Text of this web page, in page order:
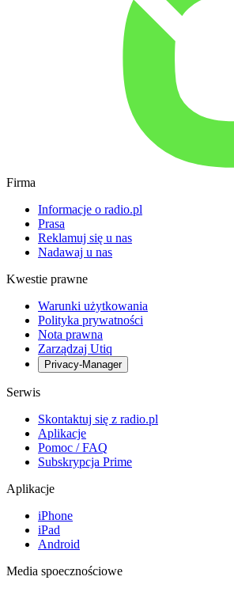
Firma
Informacje o radio.pl
Prasa
Reklamuj się u nas
Nadawaj u nas
Kwestie prawne
Warunki użytkowania
Polityka prywatności
Nota prawna
Zarządzaj Utiq
Privacy-Manager
Serwis
Skontaktuj się z radio.pl
Aplikacje
Pomoc / FAQ
Subskrypcja Prime
Aplikacje
iPhone
iPad
Android
Media spoecznościowe